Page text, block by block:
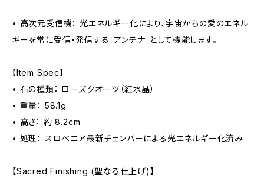
• 高次元受信機： 光エネルギー化により、宇宙からの愛のエネル
ギーを常に受信・発信する「アンテナ」として機能します。
【Item Spec】
• 石の種類： ローズクオーツ（紅水晶）
• 重量： 58.1g
• 高さ： 約 8.2cm
• 処理： スロベニア最新チェンバーによる光エネルギー化済み
【Sacred Finishing (聖なる仕上げ)】